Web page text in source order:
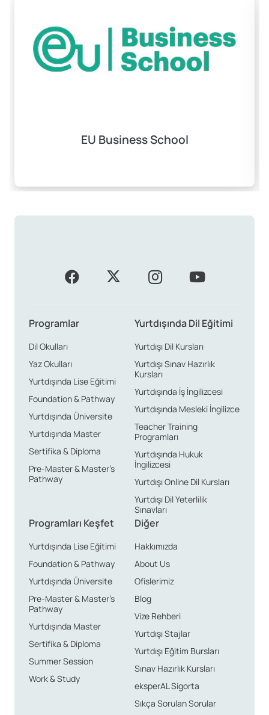
EU Business School
Programlar
Dil Okulları
Yaz Okulları
Yurtdışında Lise Eğitimi
Foundation & Pathway
Yurtdışında Üniversite
Yurtdışında Master
Sertifika & Diploma
Pre-Master & Master’s
Pathway
Yurtdışında Dil Eğitimi
Yurtdışı Dil Kursları
Yurtdışı Sınav Hazırlık
Kursları
Yurtdışında İş İngilizcesi
Yurtdışında Mesleki İngilizce
Teacher Training
Programları
Yurtdışında Hukuk
İngilizcesi
Yurtdışı Online Dil Kursları
Yurtdışı Dil Yeterlilik
Sınavları
Programları Keşfet
Yurtdışında Lise Eğitimi
Foundation & Pathway
Yurtdışında Üniversite
Pre-Master & Master’s
Pathway
Yurtdışında Master
Sertifika & Diploma
Summer Session
Work & Study
Diğer
Hakkımızda
About Us
Ofislerimiz
Blog
Vize Rehberi
Yurtdışı Stajlar
Yurtdışı Eğitim Bursları
Sınav Hazırlık Kursları
eksperAL Sigorta
Sıkça Sorulan Sorular